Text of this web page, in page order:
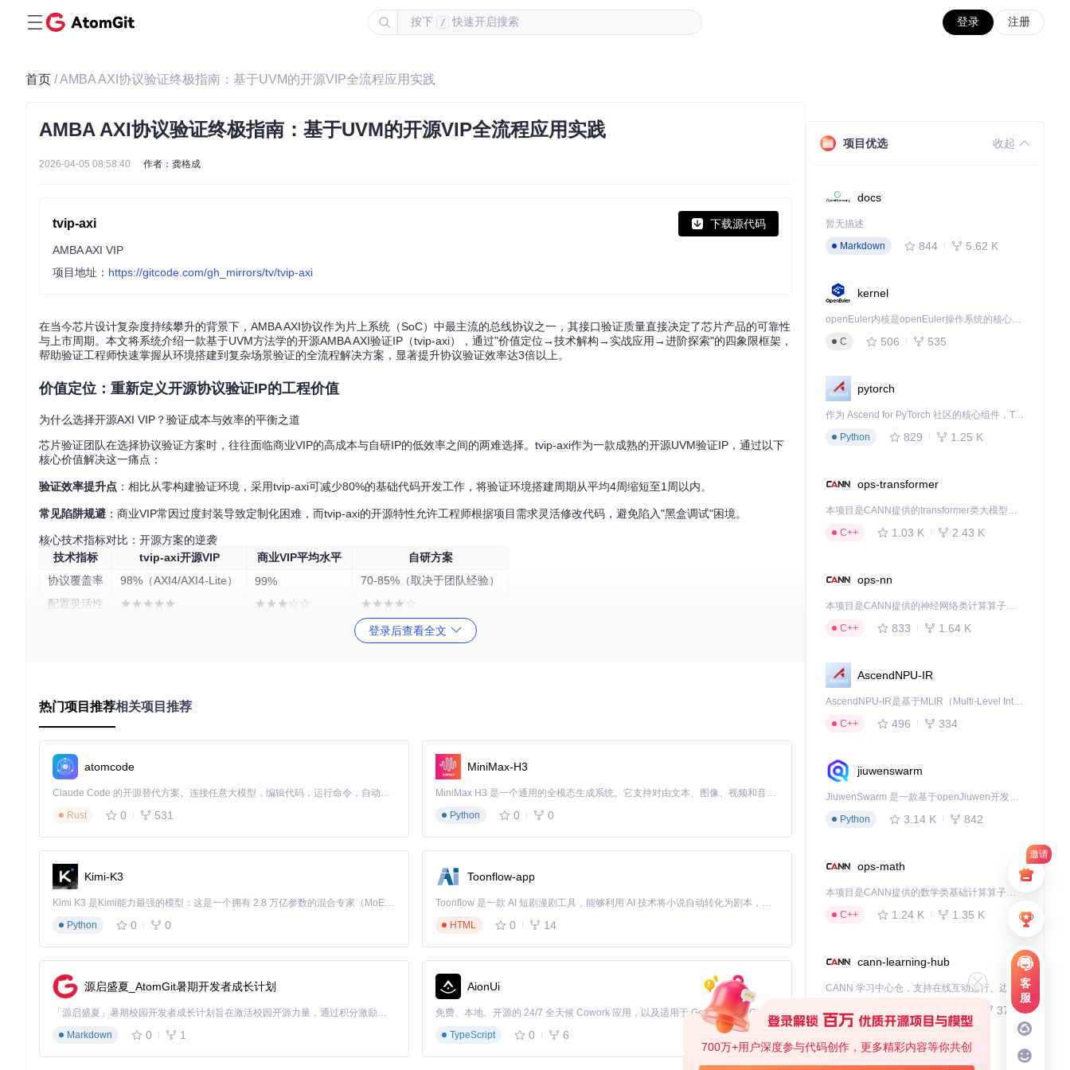
按下 / 快速开启搜索 登录 注册
邀请
客
服
700万+用户深度参与代码创作，更多精彩内容等你共创
首页 / AMBA AXI协议验证终极指南：基于UVM的开源VIP全流程应用实践
AMBA AXI协议验证终极指南：基于UVM的开源VIP全流程应用实践
2026-04-05 08:58:40 作者：龚格成
tvip-axi 下载源代码
AMBA AXI VIP
项目地址： https://gitcode.com/gh_mirrors/tv/tvip-axi
在当今芯片设计复杂度持续攀升的背景下，AMBA AXI协议作为片上系统（SoC）中最主流的总线协议之一，其接口验证质量直接决定了芯片产品的可靠性
与上市周期。本文将系统介绍一款基于UVM方法学的开源AMBA AXI验证IP（tvip-axi），通过"价值定位→技术解构→实战应用→进阶探索"的四象限框架，
帮助验证工程师快速掌握从环境搭建到复杂场景验证的全流程解决方案，显著提升协议验证效率达3倍以上。
价值定位：重新定义开源协议验证IP的工程价值
为什么选择开源AXI VIP？验证成本与效率的平衡之道
芯片验证团队在选择协议验证方案时，往往面临商业VIP的高成本与自研IP的低效率之间的两难选择。tvip-axi作为一款成熟的开源UVM验证IP，通过以下
核心价值解决这一痛点：
验证效率提升点 ：相比从零构建验证环境，采用tvip-axi可减少80%的基础代码开发工作，将验证环境搭建周期从平均4周缩短至1周以内。
常见陷阱规避 ：商业VIP常因过度封装导致定制化困难，而tvip-axi的开源特性允许工程师根据项目需求灵活修改代码，避免陷入"黑盒调试"困境。
核心技术指标对比：开源方案的逆袭
技术指标
tvip-axi开源VIP 商业VIP平均水平
自研方案
协议覆盖率
98%（AXI4/AXI4-Lite） 99%
70-85%（取决于团队经验）
配置灵活性
★★★★★ ★★★☆☆
★★★★☆
低-中等
验证工程师笔记：选择验证IP时，应优先评估协议覆盖率完整性和配置灵活性，而非盲目追求仿真性能。tvip-axi在保证98%协议覆盖率的同时，提供了比
技术解构：协议验证核心能力矩阵解析
事务序列生成引擎：构建AXI协议的"压力测试器"
在验证AXI接口时，如何生成符合协议规范又能暴露潜在缺陷的事务序列，是决定验证质量的关键。tvip-axi通过分层序列架构解决这一挑战：
  // 可配置参数
  rand int unsigned min_burst_length;  // 最小突发长度
  rand int unsigned max_burst_length;  // 最大突发长度
  rand int unsigned req_delay_min;     // 请求最小延迟
  rand int unsigned req_delay_max;     // 请求最大延迟
  // 约束定义 - 覆盖典型应用场景
  constraint reasonable_burst_length {
    min_burst_length <= max_burst_length;
  }
登录后查看全文
热门项目推荐相关项目推荐
atomcode
Claude Code 的开源替代方案。连接任意大模型，编辑代码，运行命令，自动验证 — 全自动执行。用 Rust 构建，极致性能。 ｜ An open-source alternative to Claude Code. Connect any LLM, edit code, run commands, and verify changes — autonomously. Built in Rust for speed. Get Started
Rust
0 531
MiniMax-H3
MiniMax H3 是一个通用的全模态生成系统。它支持对由文本、图像、视频和音频组成的多模态上下文进行统一理解，并能生成分辨率高达 2K、时长可达 15 秒的带原生立体声音频的视频。得益于面向任务泛化的系统设计，H3 在预训练阶段就已具备广泛的多模态上下文理解与生成能力，能够出色地执行复杂的多模态指令。
Python
0 0
Kimi-K3
Kimi K3 是Kimi能力最强的模型：这是一个拥有 2.8 万亿参数的混合专家（MoE）模型，具备原生视觉理解能力，并支持 100 万 token 的上下文窗口。
Python
0 0
Toonflow-app
Toonflow 是一款 AI 短剧漫剧工具，能够利用 AI 技术将小说自动转化为剧本，并结合 AI 生成的图片和视频，实现高效的短剧创作。借助 Toonflow，可以轻松完成从文字到影像的全流程，让短剧制作变得更加智能与便捷。
HTML
0 14
源启盛夏_AtomGit暑期开发者成长计划
「源启盛夏」暑期校园开发者成长计划旨在激活校园开源力量，通过积分激励、认证扶持、资源倾斜等形式，引导高校组织和开发者完成「入驻 — 建项目 — 做贡献 — 获认证 — 得资源」的完整闭环。无论你是想带领社团入驻平台的组织者，还是希望用代码贡献证明自己的开发者，都能在这里找到属于你的成长路径。
Markdown
0 1
AionUi
免费、本地、开源的 24/7 全天候 Cowork 应用，以及适用于 Gemini CLI、Claude Code、Codex、OpenCode、Qwen Code、Goose CLI、Auggie 等的 OpenClaw | 🌟 喜欢就点star吧
TypeScript
0 6
项目优选 收起
docs
暂无描述
Markdown
844 5.62 K
kernel
openEuler内核是openEuler操作系统的核心，既是系统性能与稳定性的基石，也是连接处理器、设备与服务的桥梁。
C
506 535
pytorch
作为 Ascend for PyTorch 社区的核心组件，TorchNPU 是昇腾专为 PyTorch 打造的深度学习适配插件，使 PyTorch 框架能够直接调用昇腾 NPU，为开发者提供昇腾 AI 处理器的超强算力。
Python
829 1.25 K
ops-transformer
本项目是CANN提供的transformer类大模型算子库，实现网络在NPU上加速计算。
C++
1.03 K 2.43 K
ops-nn
本项目是CANN提供的神经网络类计算算子库，实现网络在NPU上加速计算。
C++
833 1.64 K
AscendNPU-IR
AscendNPU-IR是基于MLIR（Multi-Level Intermediate Representation）构建的，面向昇腾亲和算子编译时使用的中间表示，提供昇腾完备表达能力，通过编译优化提升昇腾AI处理器计算效率，支持通过生态框架使能昇腾AI处理器与深度调优
C++
496 334
jiuwenswarm
JiuwenSwarm 是一款基于openJiuwen开发的智能AI Agent，它能够将大语言模型的强大能力，通过你日常使用的各类通讯应用，直接延伸至你的指尖。
Python
3.14 K 842
ops-math
本项目是CANN提供的数学类基础计算算子库，实现网络在NPU上加速计算。
C++
1.24 K 1.35 K
cann-learning-hub
Jupyter Notebook
372
kernel